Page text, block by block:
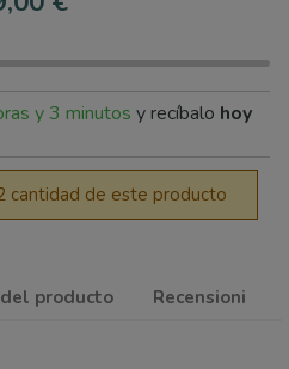
y 3 minutos y recíbalo hoy
cantidad de este producto
producto Recensioni